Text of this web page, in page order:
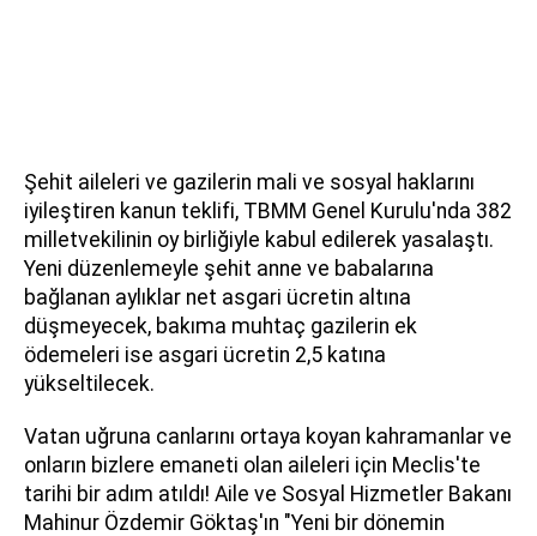
Şehit aileleri ve gazilerin mali ve sosyal haklarını
iyileştiren kanun teklifi, TBMM Genel Kurulu'nda 382
milletvekilinin oy birliğiyle kabul edilerek yasalaştı.
Yeni düzenlemeyle şehit anne ve babalarına
bağlanan aylıklar net asgari ücretin altına
düşmeyecek, bakıma muhtaç gazilerin ek
ödemeleri ise asgari ücretin 2,5 katına
yükseltilecek.
Vatan uğruna canlarını ortaya koyan kahramanlar ve
onların bizlere emaneti olan aileleri için Meclis'te
tarihi bir adım atıldı! Aile ve Sosyal Hizmetler Bakanı
Mahinur Özdemir Göktaş'ın "Yeni bir dönemin